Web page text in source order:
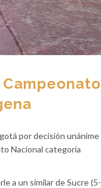
por decisión unánime
Nacional categoría
a un similar de Sucre (5-